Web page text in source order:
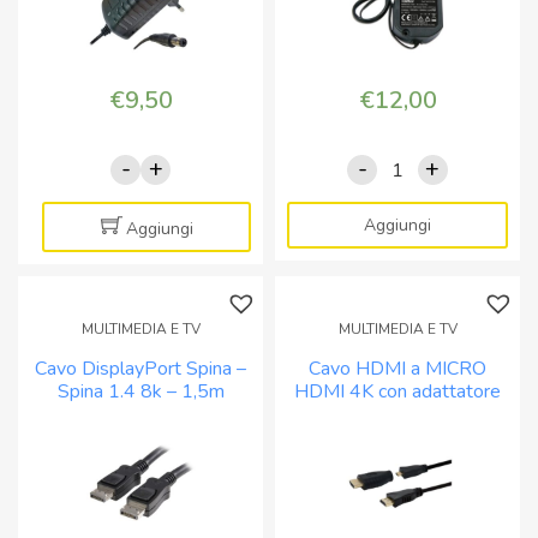
€9,50
-
Alimentatore
24V
1A
24W
generali
Spinotto
5,5mm
2,5
e
2,1mm
+
Aggiungi
€12,00
-
Alimentatore
da
incasso
switching
IP67
quantità
+
Aggiungi
MULTIMEDIA E TV
Cavo DisplayPort Spina –
Spina 1.4 8k – 1,5m
MULTIMEDIA E TV
Cavo HDMI a MICRO
HDMI 4K con adattatore